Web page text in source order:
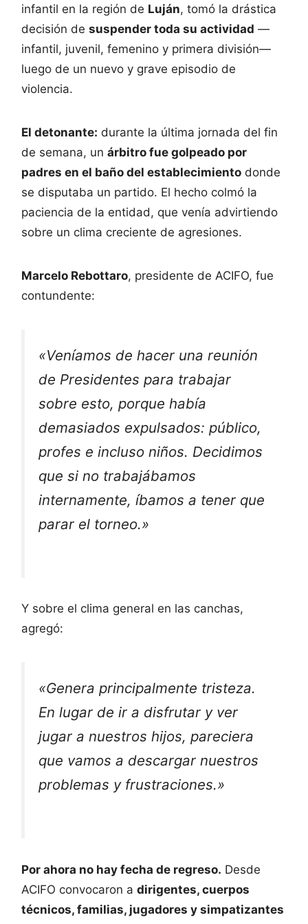
infantil en la región de Luján, tomó la drástica
decisión de suspender toda su actividad —
infantil, juvenil, femenino y primera división—
luego de un nuevo y grave episodio de
violencia.
El detonante: durante la última jornada del fin
de semana, un árbitro fue golpeado por
padres en el baño del establecimiento donde
se disputaba un partido. El hecho colmó la
paciencia de la entidad, que venía advirtiendo
sobre un clima creciente de agresiones.
Marcelo Rebottaro, presidente de ACIFO, fue
contundente:
«Veníamos de hacer una reunión
de Presidentes para trabajar
sobre esto, porque había
demasiados expulsados: público,
profes e incluso niños. Decidimos
que si no trabajábamos
internamente, íbamos a tener que
parar el torneo.»
Y sobre el clima general en las canchas,
agregó:
«Genera principalmente tristeza.
En lugar de ir a disfrutar y ver
jugar a nuestros hijos, pareciera
que vamos a descargar nuestros
problemas y frustraciones.»
Por ahora no hay fecha de regreso. Desde
ACIFO convocaron a dirigentes, cuerpos
técnicos, familias, jugadores y simpatizantes